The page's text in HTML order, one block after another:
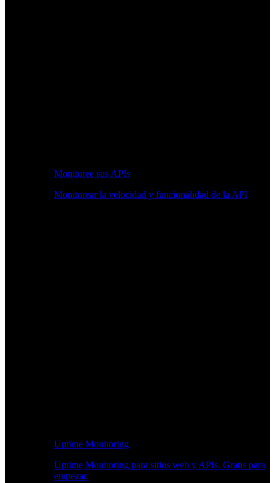
Monitoree sus APIs
Monitorear la velocidad y funcionalidad de la API
Uptime Monitoring
Uptime Monitoring para sitios web y APIs. Gratis para
empezar.